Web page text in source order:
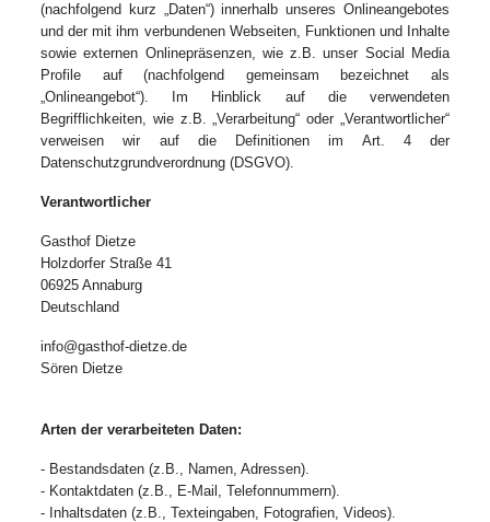
(nachfolgend kurz „Daten“) innerhalb unseres Onlineangebotes
und der mit ihm verbundenen Webseiten, Funktionen und Inhalte
sowie externen Onlinepräsenzen, wie z.B. unser Social Media
Profile auf (nachfolgend gemeinsam bezeichnet als
„Onlineangebot“). Im Hinblick auf die verwendeten
Begrifflichkeiten, wie z.B. „Verarbeitung“ oder „Verantwortlicher“
verweisen wir auf die Definitionen im Art. 4 der
Datenschutzgrundverordnung (DSGVO).
Verantwortlicher
Gasthof Dietze
Holzdorfer Straße 41
06925 Annaburg
Deutschland
info@gasthof-dietze.de
Sören Dietze
Arten der verarbeiteten Daten:
- Bestandsdaten (z.B., Namen, Adressen).
- Kontaktdaten (z.B., E-Mail, Telefonnummern).
- Inhaltsdaten (z.B., Texteingaben, Fotografien, Videos).